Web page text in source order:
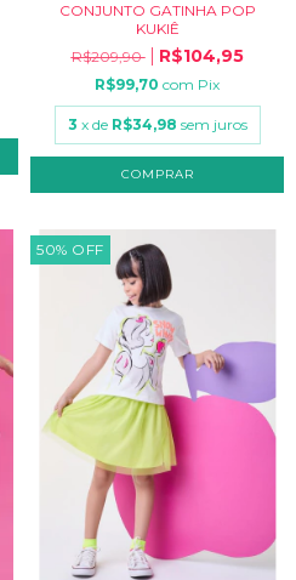
CONJUNTO GATINHA POP
KUKIÊ
R$209,90
R$104,95
R$99,70 com Pix
3 x de R$34,98 sem juros
COMPRAR
50% OFF